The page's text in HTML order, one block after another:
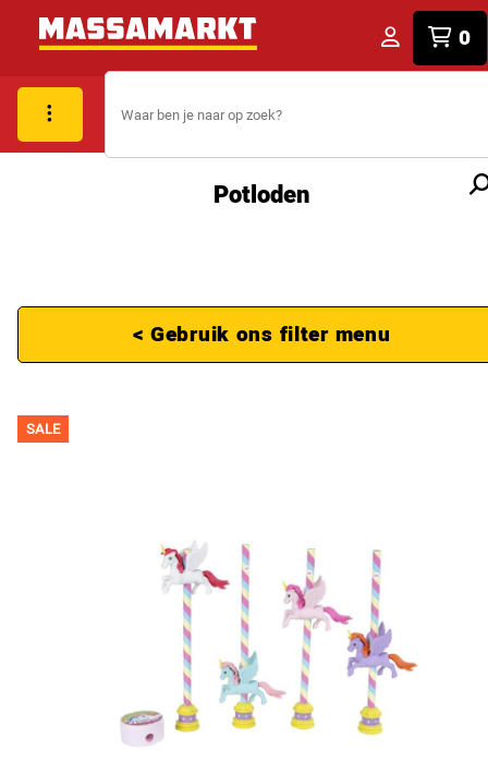
0
Potloden
< Gebruik ons filter menu
SALE